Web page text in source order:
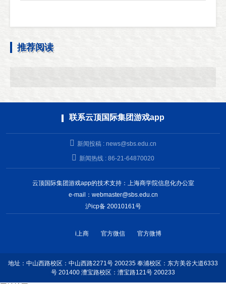
推荐阅读
联系云顶国际集团游戏app
新闻投稿 : news@sbs.edu.cn
新闻热线 : 86-21-64870020
云顶国际集团游戏app的技术支持：上海商学院信息化办公室
e-mail： webmaster@sbs.edu.cn
沪icp备 20010161号
i上商 官方微信 官方微博
地址：中山西路校区：中山西路2271号 200235 奉浦校区：东方美谷大道6333
号 201400 漕宝路校区：漕宝路121号 200233